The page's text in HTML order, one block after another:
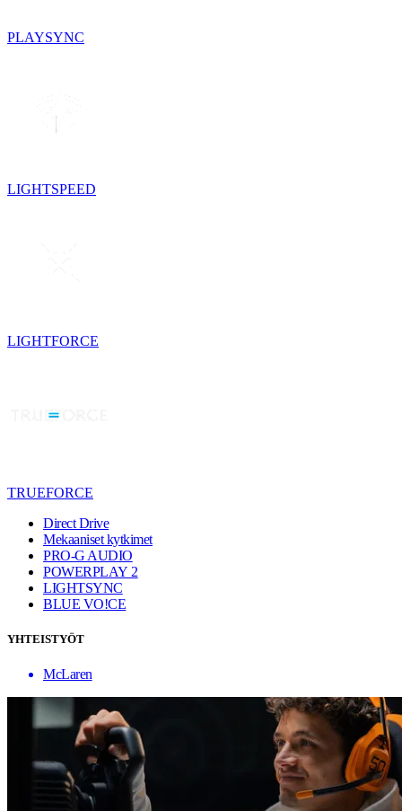
PLAYSYNC
LIGHTSPEED
LIGHTFORCE
TRUEFORCE
Direct Drive
Mekaaniset kytkimet
PRO-G AUDIO
POWERPLAY 2
LIGHTSYNC
BLUE VO!CE
YHTEISTYÖT
McLaren